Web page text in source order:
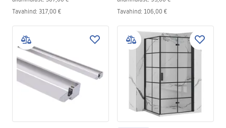
Tavahind: 317,00 €
Tavahind: 106,00 €